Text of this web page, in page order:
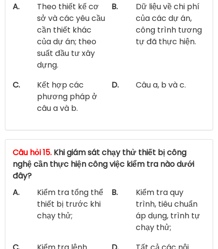
A.
Theo thiết kế cơ
sở và các yêu cầu
cần thiết khác
của dự án; theo
suất đầu tư xây
dựng.
B.
Dữ liệu về chi phí
của các dự án,
công trình tương
tự đã thực hiện.
C.
Kết hợp các
phương pháp ở
câu a và b.
D. Câu a, b và c.
Câu hỏi 15. Khi giám sát chạy thử thiết bị công
nghệ cần thực hiện công việc kiểm tra nào dưới
đây?
A.
Kiểm tra tổng thể
thiết bị trước khi
chạy thử;
B.
Kiểm tra quy
trình, tiêu chuẩn
áp dụng, trình tự
chạy thử;